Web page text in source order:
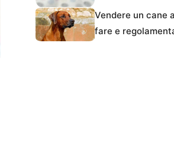
Vendere un cane
fare e